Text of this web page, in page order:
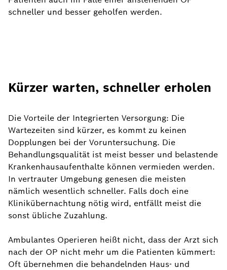
schneller und besser geholfen werden.
Kürzer warten, schneller erholen
Die Vorteile der Integrierten Versorgung: Die
Wartezeiten sind kürzer, es kommt zu keinen
Dopplungen bei der Voruntersuchung. Die
Behandlungsqualität ist meist besser und belastende
Krankenhausaufenthalte können vermieden werden.
In vertrauter Umgebung genesen die meisten
nämlich wesentlich schneller. Falls doch eine
Klinikübernachtung nötig wird, entfällt meist die
sonst übliche Zuzahlung.
Ambulantes Operieren heißt nicht, dass der Arzt sich
nach der OP nicht mehr um die Patienten kümmert:
Oft übernehmen die behandelnden Haus- und